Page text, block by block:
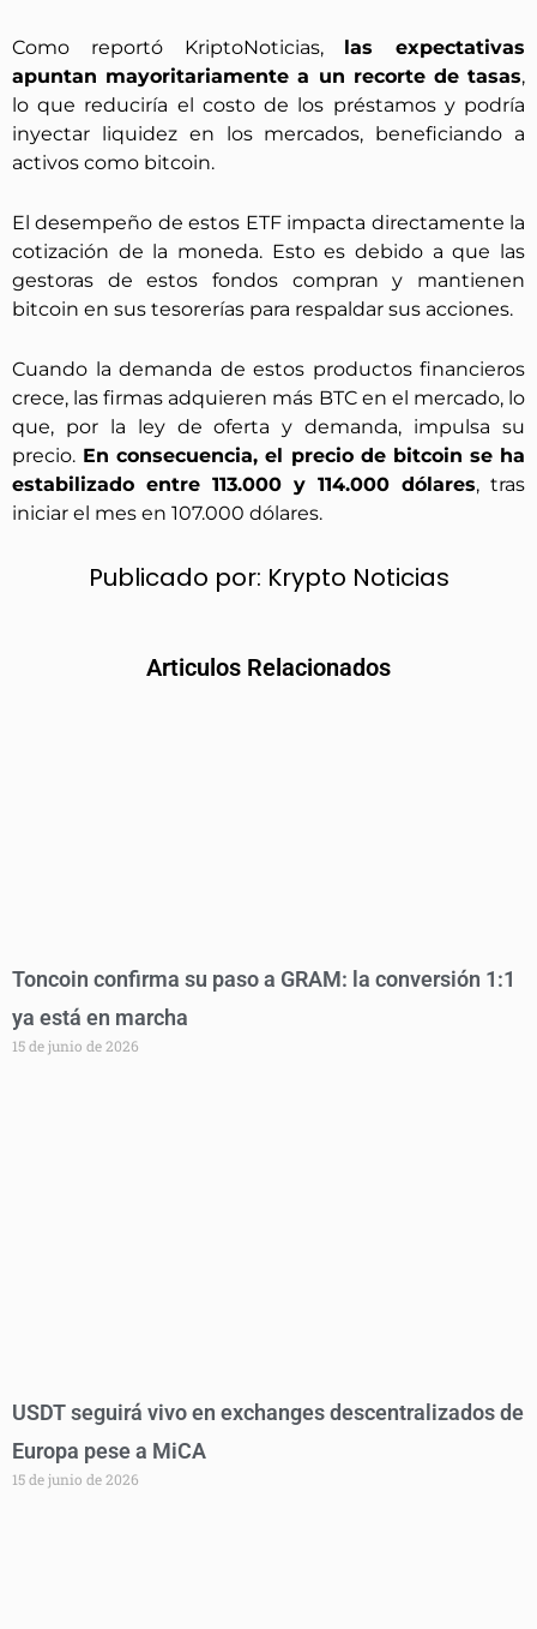
Como reportó KriptoNoticias, las expectativas
apuntan mayoritariamente a un recorte de tasas,
lo que reduciría el costo de los préstamos y podría
inyectar liquidez en los mercados, beneficiando a
activos como bitcoin.
El desempeño de estos ETF impacta directamente la
cotización de la moneda. Esto es debido a que las
gestoras de estos fondos compran y mantienen
bitcoin en sus tesorerías para respaldar sus acciones.
Cuando la demanda de estos productos financieros
crece, las firmas adquieren más BTC en el mercado, lo
que, por la ley de oferta y demanda, impulsa su
precio. En consecuencia, el precio de bitcoin se ha
estabilizado entre 113.000 y 114.000 dólares, tras
iniciar el mes en 107.000 dólares.
Publicado por: Krypto Noticias
Articulos Relacionados
Toncoin confirma su paso a GRAM: la conversión 1:1
ya está en marcha
15 de junio de 2026
USDT seguirá vivo en exchanges descentralizados de
Europa pese a MiCA
15 de junio de 2026